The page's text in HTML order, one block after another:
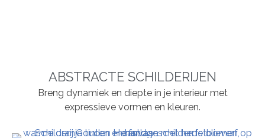
ABSTRACTE SCHILDERIJEN
Breng dynamiek en diepte in je interieur met
expressieve vormen en kleuren.